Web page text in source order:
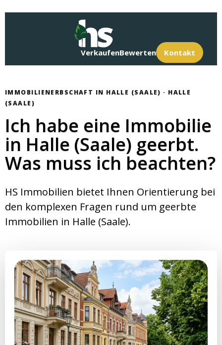
VerkaufenBewerten Kontakt
IMMOBILIENERBSCHAFT IN HALLE (SAALE) · HALLE
(SAALE)
Ich habe eine Immobilie
in Halle (Saale) geerbt.
Was muss ich beachten?
HS Immobilien bietet Ihnen Orientierung bei
den komplexen Fragen rund um geerbte
Immobilien in Halle (Saale).